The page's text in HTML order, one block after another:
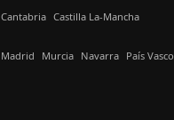
Cantabria Castilla La-Mancha
Madrid Murcia Navarra País Vasco